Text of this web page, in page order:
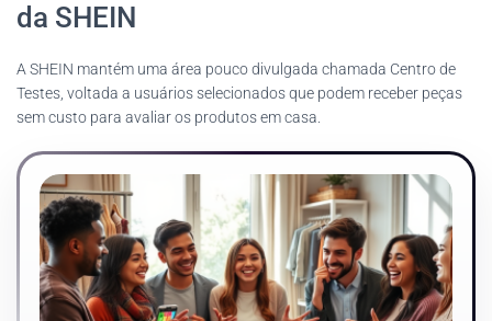
da SHEIN
A SHEIN mantém uma área pouco divulgada chamada Centro de
Testes, voltada a usuários selecionados que podem receber peças
sem custo para avaliar os produtos em casa.